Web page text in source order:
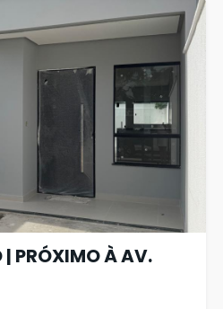
PRÓXIMO À AV.